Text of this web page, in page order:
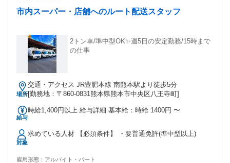
市内スーパー・店舗へのルート配送スタッフ
2トン車/準中型OK✨週5日の安定勤務/15時まで
の仕事
場所
交通・アクセス JR豊肥本線 南熊本駅より徒歩5分
[勤務地：〒860-0831熊本県熊本市中央区八王寺町]
給与
時給1,400円以上 給与詳細 基本給：時給 1400円 〜
対象
求めている人材 【必須条件】 ・要普通免許(準中型以上)
雇用形態： アルバイト・パート